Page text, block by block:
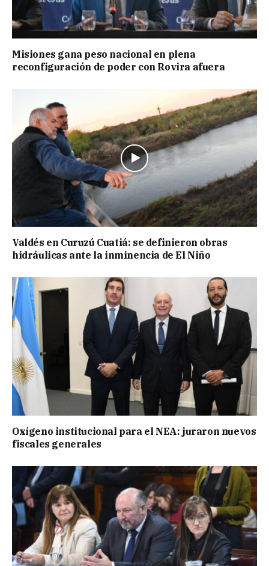
Misiones gana peso nacional en plena
reconfiguración de poder con Rovira afuera
Valdés en Curuzú Cuatiá: se definieron obras
hidráulicas ante la inminencia de El Niño
Oxígeno institucional para el NEA: juraron nuevos
fiscales generales